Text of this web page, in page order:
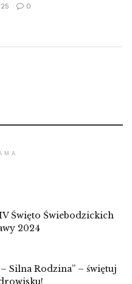
0
Święto Świebodzickich
2024
Silna Rodzina” – świętuj